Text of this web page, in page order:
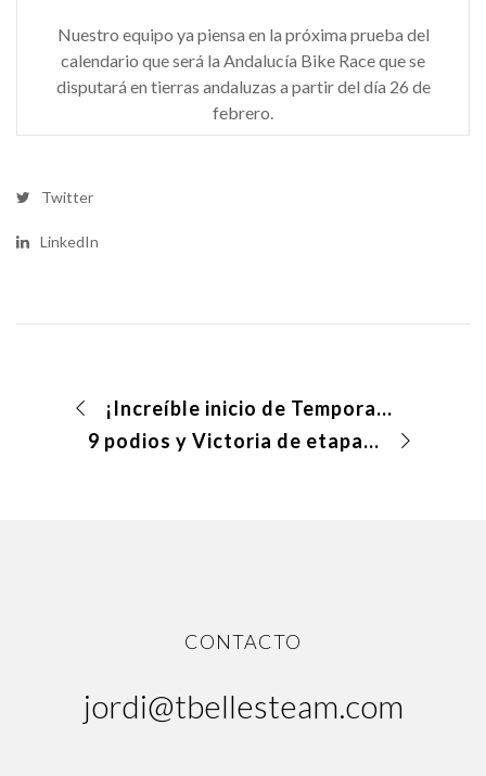
Nuestro equipo ya piensa en la próxima prueba del
calendario que será la Andalucía Bike Race que se
disputará en tierras andaluzas a partir del día 26 de
febrero.
Twitter
LinkedIn
¡Increíble inicio de Temporada en la Leyenda de Tartesos!
9 podios y Victoria de etapa en la Andalucía Bike Race 2024
CONTACTO
jordi@tbellesteam.com